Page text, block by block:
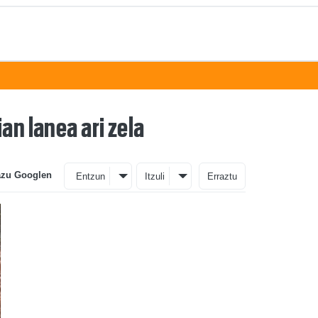
lanea ari zela
Googlen Entzun Itzuli Erraztu